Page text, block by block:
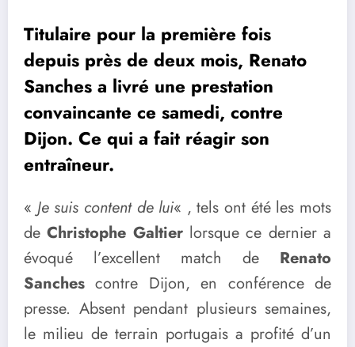
Titulaire pour la première fois
depuis près de deux mois, Renato
Sanches a livré une prestation
convaincante ce samedi, contre
Dijon. Ce qui a fait réagir son
entraîneur.
« Je suis content de lui« , tels ont été les mots
deChristophe Galtier lorsque ce dernier a
évoqué l’excellent match de Renato
Sanchescontre Dijon, en conférence de
presse. Absent pendant plusieurs semaines,
le milieu de terrain portugais a profité d’un